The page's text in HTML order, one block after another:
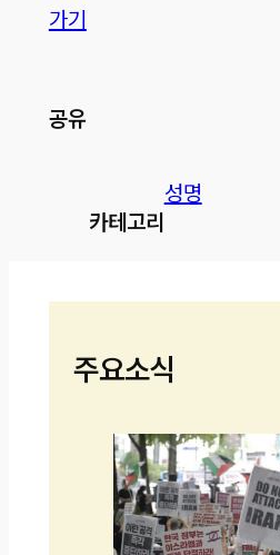
가기
공유
카테고리
성명
주요소식